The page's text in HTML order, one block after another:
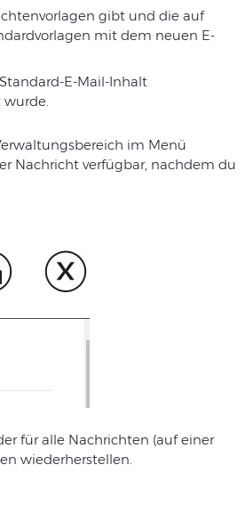
gibt und die auf
mit dem neuen E-
E-Mail-Inhalt
wurde.
im Menü
Nachricht verfügbar, nachdem du
für alle Nachrichten (auf einer
wiederherstellen.